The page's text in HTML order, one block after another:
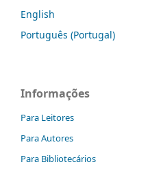
English
Português (Portugal)
Informações
Para Leitores
Para Autores
Para Bibliotecários